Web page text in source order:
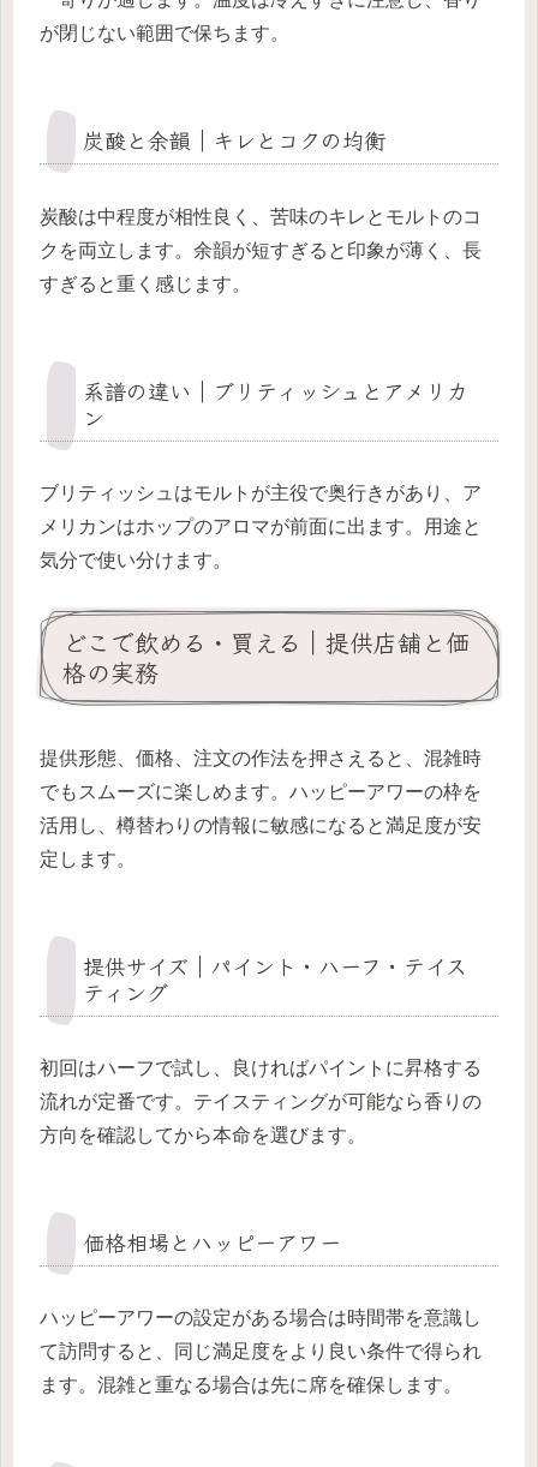
が閉じない範囲で保ちます。
炭酸と余韻｜キレとコクの均衡
炭酸は中程度が相性良く、苦味のキレとモルトのコ
クを両立します。余韻が短すぎると印象が薄く、長
すぎると重く感じます。
系譜の違い｜ブリティッシュとアメリカ
ン
ブリティッシュはモルトが主役で奥行きがあり、ア
メリカンはホップのアロマが前面に出ます。用途と
気分で使い分けます。
どこで飲める・買える｜提供店舗と価
格の実務
提供形態、価格、注文の作法を押さえると、混雑時
でもスムーズに楽しめます。ハッピーアワーの枠を
活用し、樽替わりの情報に敏感になると満足度が安
定します。
提供サイズ｜パイント・ハーフ・テイス
ティング
初回はハーフで試し、良ければパイントに昇格する
流れが定番です。テイスティングが可能なら香りの
方向を確認してから本命を選びます。
価格相場とハッピーアワー
ハッピーアワーの設定がある場合は時間帯を意識し
て訪問すると、同じ満足度をより良い条件で得られ
ます。混雑と重なる場合は先に席を確保します。